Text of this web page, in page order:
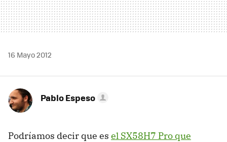
16 Mayo 2012
Pablo Espeso
Podríamos decir que es el SX58H7 Pro que